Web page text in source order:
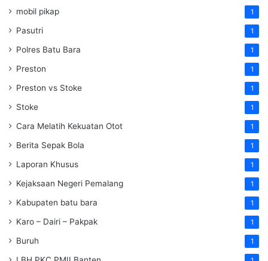
mobil pikap 1
Pasutri 1
Polres Batu Bara 1
Preston 1
Preston vs Stoke 1
Stoke 1
Cara Melatih Kekuatan Otot 1
Berita Sepak Bola 1
Laporan Khusus 1
Kejaksaan Negeri Pemalang 1
Kabupaten batu bara 1
Karo – Dairi – Pakpak 1
Buruh 1